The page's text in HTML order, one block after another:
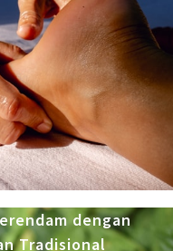
dengan
Tradisional